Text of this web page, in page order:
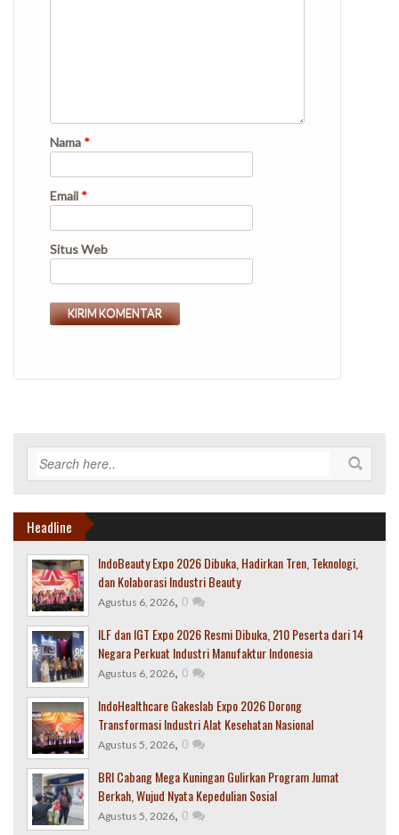
Nama *
Email *
Situs Web
Headline
IndoBeauty Expo 2026 Dibuka, Hadirkan Tren, Teknologi,
dan Kolaborasi Industri Beauty
Agustus 6, 2026, 0
ILF dan IGT Expo 2026 Resmi Dibuka, 210 Peserta dari 14
Negara Perkuat Industri Manufaktur Indonesia
Agustus 6, 2026, 0
IndoHealthcare Gakeslab Expo 2026 Dorong
Transformasi Industri Alat Kesehatan Nasional
Agustus 5, 2026, 0
BRI Cabang Mega Kuningan Gulirkan Program Jumat
Berkah, Wujud Nyata Kepedulian Sosial
Agustus 5, 2026, 0